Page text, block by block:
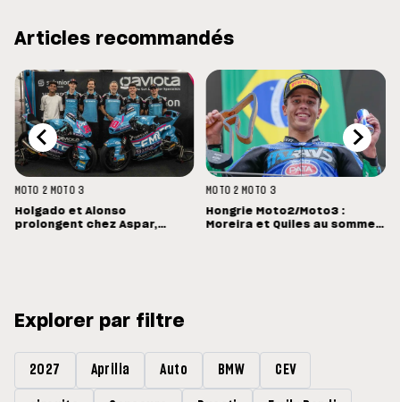
Articles recommandés
MOTO 2 MOTO 3
Holgado et Alonso
prolongent chez Aspar,
MOTO 2 MOTO 3
Hongrie Moto2/Moto3 :
Moreira et Quiles au sommet,
Explorer par filtre
2027 Aprilia Auto BMW CEV